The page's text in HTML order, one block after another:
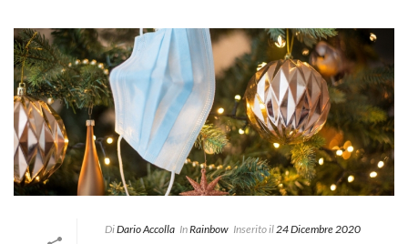
DiDario Accolla InRainbow Inserito il24 Dicembre 2020